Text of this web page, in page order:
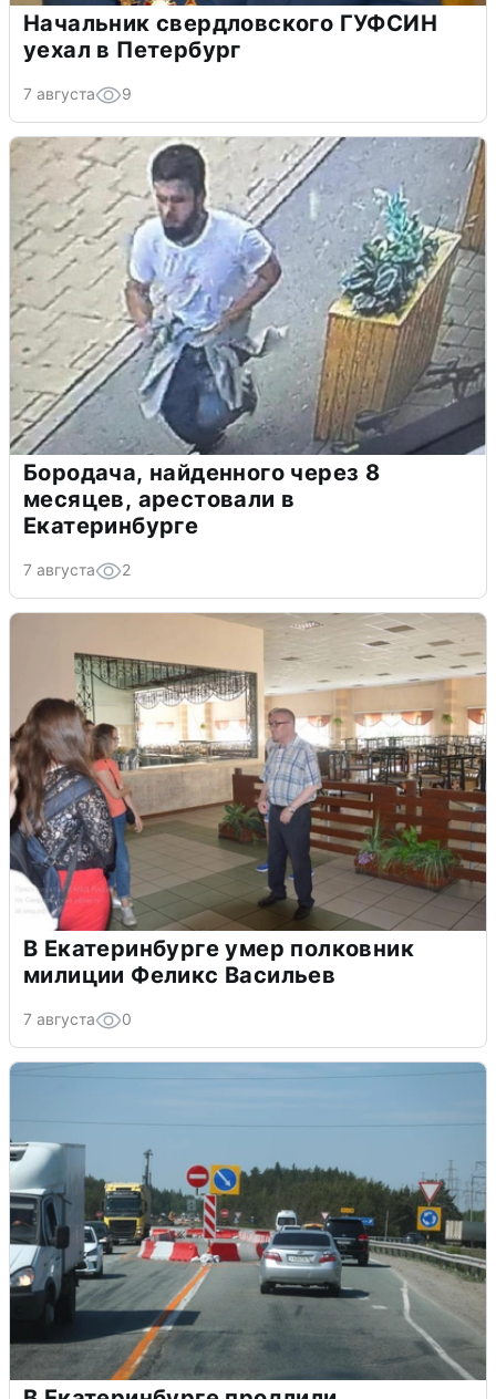
Начальник свердловского ГУФСИН
уехал в Петербург
7 августа 9
Бородача, найденного через 8
месяцев, арестовали в
Екатеринбурге
7 августа 2
В Екатеринбурге умер полковник
милиции Феликс Васильев
7 августа 0